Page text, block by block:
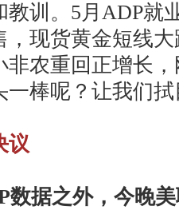
训。5月ADP就
现货黄金短线
非农重回正增长
一棒呢？让我们
议
数据之外，今晚